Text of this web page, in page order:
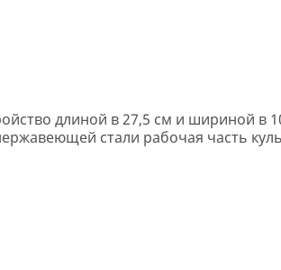
длиной в 27,5 см и шириной в
стали рабочая часть